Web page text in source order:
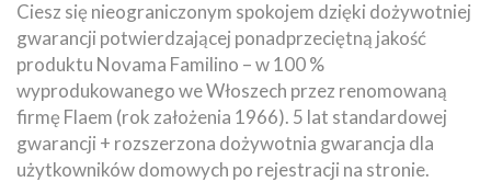
Ciesz się nieograniczonym spokojem dzięki dożywotniej
gwarancji potwierdzającej ponadprzeciętną jakość
produktu Novama Familino – w 100 %
wyprodukowanego we Włoszech przez renomowaną
firmę Flaem (rok założenia 1966). 5 lat standardowej
gwarancji + rozszerzona dożywotnia gwarancja dla
użytkowników domowych po rejestracji na stronie.